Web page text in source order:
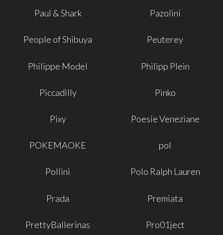
Paul & Shark Pazolini
People of Shibuya Peuterey
Philippe Model Philipp Plein
Piccadilly Pinko
Pixy Poesie Veneziane
POKEMAOKE pol
Pollini Polo Ralph Lauren
Prada Premiata
PrettyBallerinas Pro01ject